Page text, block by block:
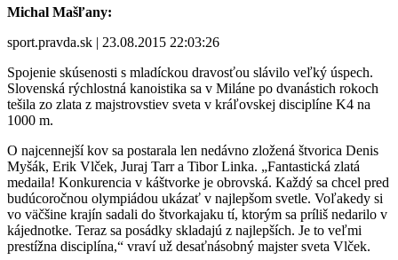
Michal Mašľany:
sport.pravda.sk | 23.08.2015 22:03:26
Spojenie skúsenosti s mladíckou dravosťou slávilo veľký úspech.
Slovenská rýchlostná kanoistika sa v Miláne po dvanástich rokoch
tešila zo zlata z majstrovstiev sveta v kráľovskej disciplíne K4 na
1000 m.
O najcennejší kov sa postarala len nedávno zložená štvorica Denis
Myšák, Erik Vlček, Juraj Tarr a Tibor Linka. „Fantastická zlatá
medaila! Konkurencia v káštvorke je obrovská. Každý sa chcel pred
budúcoročnou olympiádou ukázať v najlepšom svetle. Voľakedy si
vo väčšine krajín sadali do štvorkajaku tí, ktorým sa príliš nedarilo v
kájednotke. Teraz sa posádky skladajú z najlepších. Je to veľmi
prestížna disciplína,“ vraví už desaťnásobný majster sveta Vlček.